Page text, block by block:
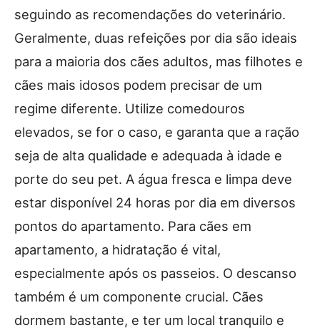
seguindo as recomendações do veterinário.
Geralmente, duas refeições por dia são ideais
para a maioria dos cães adultos, mas filhotes e
cães mais idosos podem precisar de um
regime diferente. Utilize comedouros
elevados, se for o caso, e garanta que a ração
seja de alta qualidade e adequada à idade e
porte do seu pet. A água fresca e limpa deve
estar disponível 24 horas por dia em diversos
pontos do apartamento. Para cães em
apartamento, a hidratação é vital,
especialmente após os passeios. O descanso
também é um componente crucial. Cães
dormem bastante, e ter um local tranquilo e